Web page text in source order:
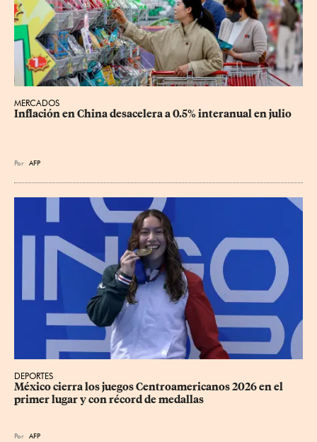
MERCADOS
Inflación en China desacelera a 0.5% interanual en julio
Por AFP
DEPORTES
México cierra los juegos Centroamericanos 2026 en el
primer lugar y con récord de medallas
Por AFP